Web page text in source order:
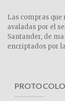
Las compras
avaladas por el
Santander, de
encriptados por